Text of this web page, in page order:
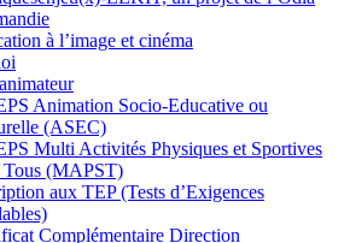
à l’image et cinéma
Animation Socio-Educative ou
(ASEC)
Multi Activités Physiques et Sportives
Tous (MAPST)
aux TEP (Tests d’Exigences
Complémentaire Direction